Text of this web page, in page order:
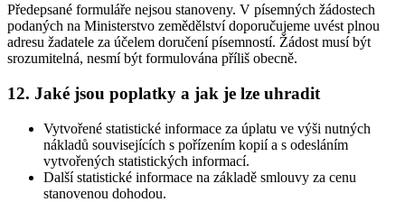
Předepsané formuláře nejsou stanoveny. V písemných žádostech
podaných na Ministerstvo zemědělství doporučujeme uvést plnou
adresu žadatele za účelem doručení písemností. Žádost musí být
srozumitelná, nesmí být formulována příliš obecně.
12. Jaké jsou poplatky a jak je lze uhradit
Vytvořené statistické informace za úplatu ve výši nutných
nákladů souvisejících s pořízením kopií a s odesláním
vytvořených statistických informací.
Další statistické informace na základě smlouvy za cenu
stanovenou dohodou.